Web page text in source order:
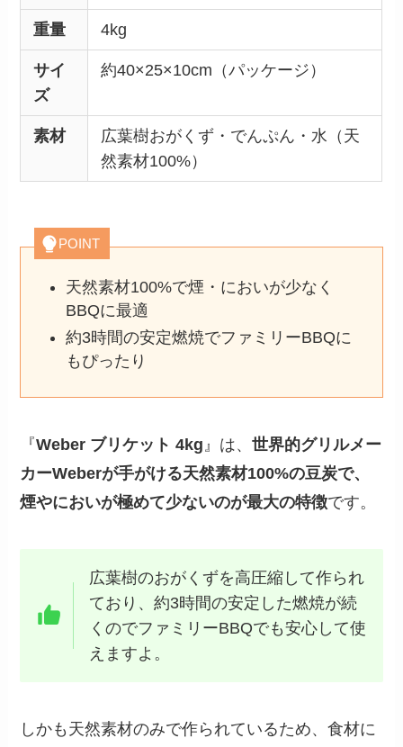
重量 4kg
サイ
ズ
約40×25×10cm（パッケージ）
素材
広葉樹おがくず・でんぷん・水（天
然素材100%）
POINT
天然素材100%で煙・においが少なく
BBQに最適
約3時間の安定燃焼でファミリーBBQに
もぴったり
『Weber ブリケット 4kg』は、世界的グリルメー
カーWeberが手がける天然素材100%の豆炭で、
煙やにおいが極めて少ないのが最大の特徴です。
広葉樹のおがくずを高圧縮して作られ
ており、約3時間の安定した燃焼が続
くのでファミリーBBQでも安心して使
えますよ。
しかも天然素材のみで作られているため、食材に